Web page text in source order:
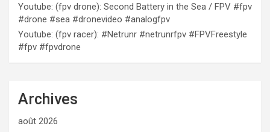
Youtube: (fpv drone): Second Battery in the Sea / FPV #fpv
#drone #sea #dronevideo #analogfpv
Youtube: (fpv racer): #Netrunr #netrunrfpv #FPVFreestyle
#fpv #fpvdrone
Archives
août 2026